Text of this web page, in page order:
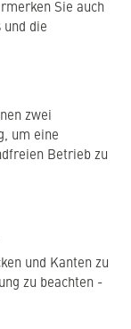
Sie auch
und die
zwei
um eine
Betrieb zu
und Kanten zu
zu beachten -